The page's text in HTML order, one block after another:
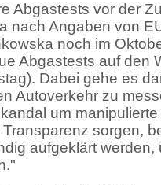
Abgastests vor der
nach Angaben von
noch im
Abgastests auf den
Dabei gehe es
Autoverkehr zu
um
sorgen,
aufgeklärt werden,